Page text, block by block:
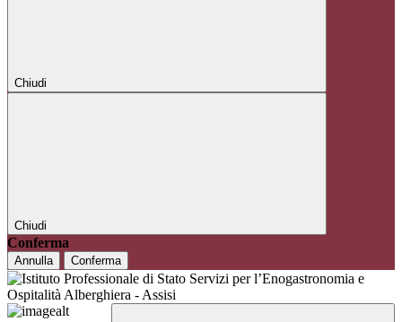
Chiudi
Chiudi
Conferma
Annulla Conferma